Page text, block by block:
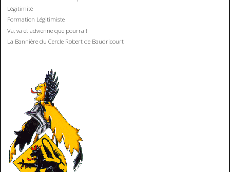
Légitimité
Formation Légitimiste
Va, va et advienne que pourra !
La Bannière du Cercle Robert de Baudricourt